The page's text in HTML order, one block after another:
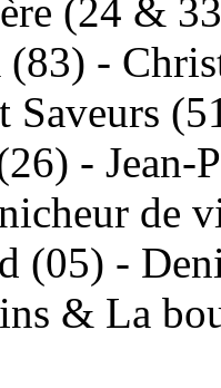
(24 &
(83) -
Saveurs
- Jean-
de
(05) -
& La